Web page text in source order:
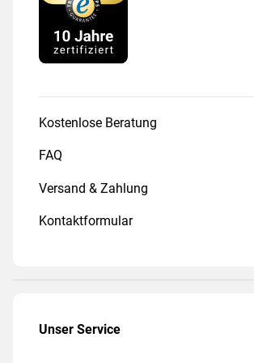
Kostenlose Beratung
FAQ
Versand & Zahlung
Kontaktformular
Unser Service